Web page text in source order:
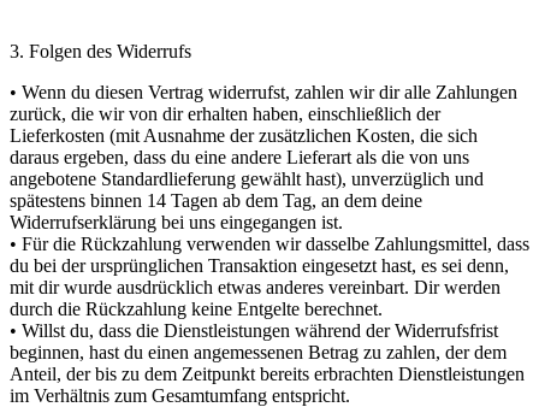
3. Folgen des Widerrufs
• Wenn du diesen Vertrag widerrufst, zahlen wir dir alle Zahlungen
zurück, die wir von dir erhalten haben, einschließlich der
Lieferkosten (mit Ausnahme der zusätzlichen Kosten, die sich
daraus ergeben, dass du eine andere Lieferart als die von uns
angebotene Standardlieferung gewählt hast), unverzüglich und
spätestens binnen 14 Tagen ab dem Tag, an dem deine
Widerrufserklärung bei uns eingegangen ist.
• Für die Rückzahlung verwenden wir dasselbe Zahlungsmittel, dass
du bei der ursprünglichen Transaktion eingesetzt hast, es sei denn,
mit dir wurde ausdrücklich etwas anderes vereinbart. Dir werden
durch die Rückzahlung keine Entgelte berechnet.
• Willst du, dass die Dienstleistungen während der Widerrufsfrist
beginnen, hast du einen angemessenen Betrag zu zahlen, der dem
Anteil, der bis zu dem Zeitpunkt bereits erbrachten Dienstleistungen
im Verhältnis zum Gesamtumfang entspricht.